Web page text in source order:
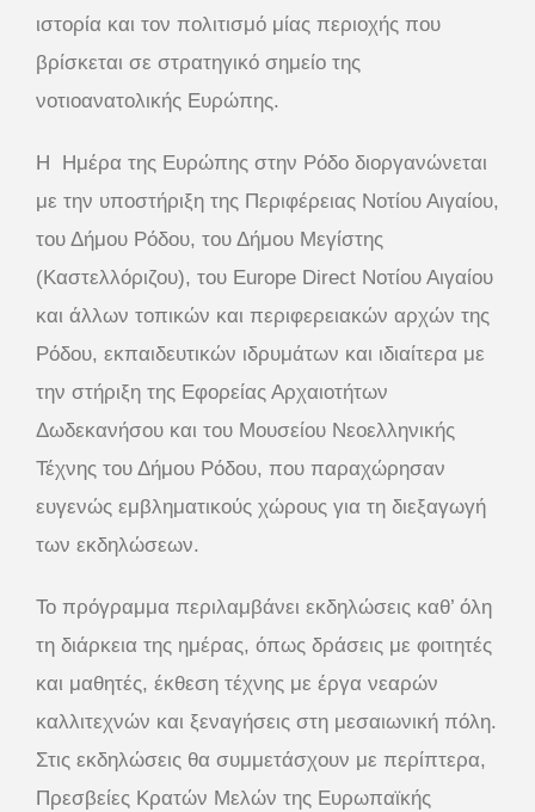
ιστορία και τον πολιτισμό μίας περιοχής που
βρίσκεται σε στρατηγικό σημείο της
νοτιοανατολικής Ευρώπης.
Η Ημέρα της Ευρώπης στην Ρόδο διοργανώνεται
με την υποστήριξη της Περιφέρειας Νοτίου Αιγαίου,
του Δήμου Ρόδου, του Δήμου Μεγίστης
(Καστελλόριζου), του Europe Direct Νοτίου Αιγαίου
και άλλων τοπικών και περιφερειακών αρχών της
Ρόδου, εκπαιδευτικών ιδρυμάτων και ιδιαίτερα με
την στήριξη της Εφορείας Αρχαιοτήτων
Δωδεκανήσου και του Μουσείου Νεοελληνικής
Τέχνης του Δήμου Ρόδου, που παραχώρησαν
ευγενώς εμβληματικούς χώρους για τη διεξαγωγή
των εκδηλώσεων.
Το πρόγραμμα περιλαμβάνει εκδηλώσεις καθ’ όλη
τη διάρκεια της ημέρας, όπως δράσεις με φοιτητές
και μαθητές, έκθεση τέχνης με έργα νεαρών
καλλιτεχνών και ξεναγήσεις στη μεσαιωνική πόλη.
Στις εκδηλώσεις θα συμμετάσχουν με περίπτερα,
Πρεσβείες Κρατών Μελών της Ευρωπαϊκής